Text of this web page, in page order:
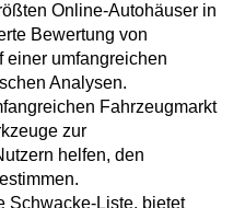
Online-Autohäuser in
Bewertung von
einer umfangreichen
Analysen.
Fahrzeugmarkt
zur
helfen, den
Schwacke-Liste, bietet